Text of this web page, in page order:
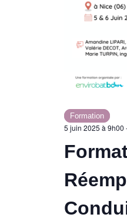
5 juin 2025 à 9h00
Formation